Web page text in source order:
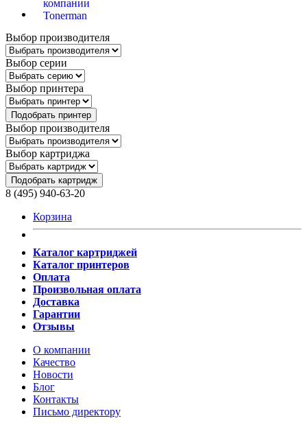
Выбор производителя
Выбор серии
Выбор принтера
Подобрать принтер
Выбор производителя
Выбор картриджа
Подобрать картридж
8 (495) 940-63-20
Корзина
Каталог картриджей
Каталог принтеров
Оплата
Произвольная оплата
Доставка
Гарантии
Отзывы
О компании
Качество
Новости
Блог
Контакты
Письмо директору